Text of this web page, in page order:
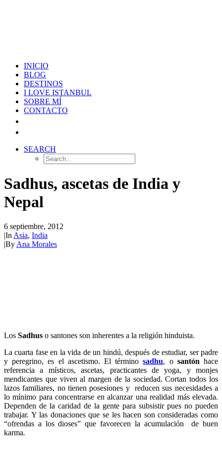
INICIO
BLOG
DESTINOS
I LOVE ISTANBUL
SOBRE MÍ
CONTACTO
SEARCH
Sadhus, ascetas de India y
Nepal
6 septiembre, 2012
|In Asia, India
|By Ana Morales
Los Sadhus o santones son inherentes a la religión hinduista.
La cuarta fase en la vida de un hindú, después de estudiar, ser padre
y peregrino, es el ascetismo. El términosadhu, o santónhace
referencia a místicos, ascetas, practicantes de yoga, y monjes
mendicantes que viven al margen de la sociedad. Cortan todos los
lazos familiares, no tienen posesiones y reducen sus necesidades a
lo mínimo para concentrarse en alcanzar una realidad más elevada.
Dependen de la caridad de la gente para subsistir pues no pueden
trabajar. Y las donaciones que se les hacen son consideradas como
“ofrendas a los dioses” que favorecen la acumulación de buen
karma.